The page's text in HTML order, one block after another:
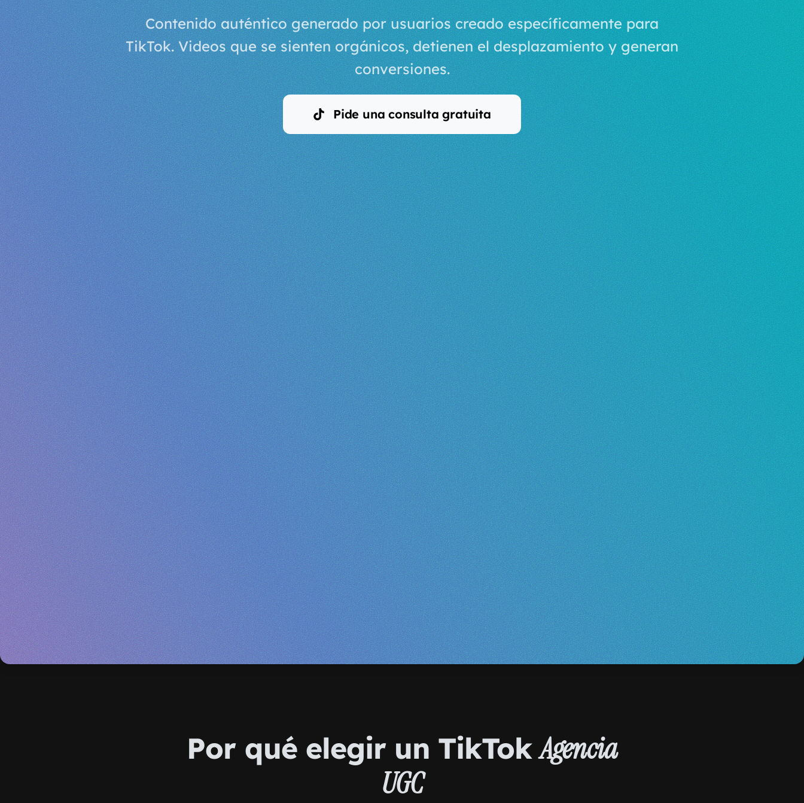
Contenido auténtico generado por usuarios creado específicamente para
TikTok. Videos que se sienten orgánicos, detienen el desplazamiento y generan
conversiones.
Pide una consulta gratuita
Por qué elegir un TikTokAgencia
UGC